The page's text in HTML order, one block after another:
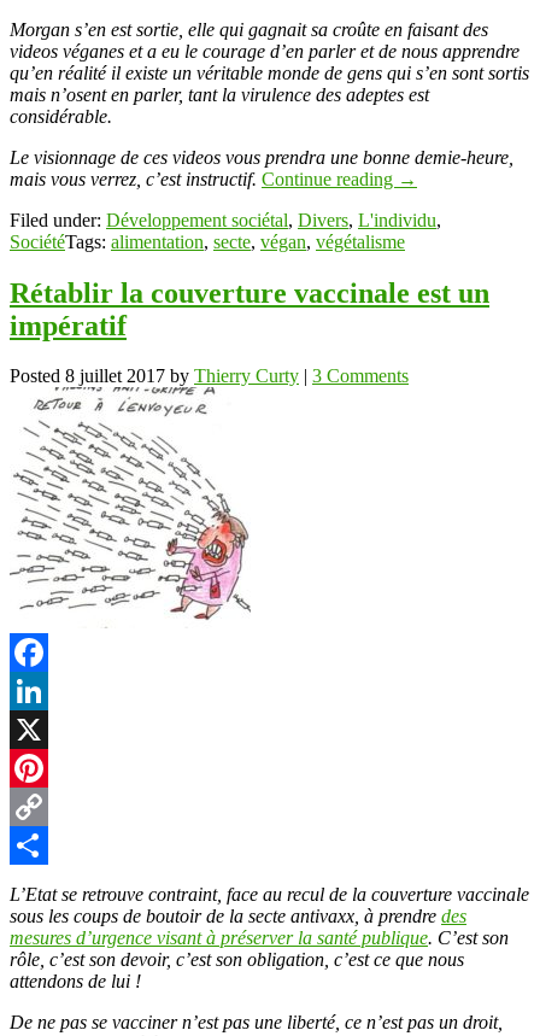
Morgan s’en est sortie, elle qui gagnait sa croûte en faisant des
videos véganes et a eu le courage d’en parler et de nous apprendre
qu’en réalité il existe un véritable monde de gens qui s’en sont sortis
mais n’osent en parler, tant la virulence des adeptes est
considérable.
Le visionnage de ces videos vous prendra une bonne demie-heure,
mais vous verrez, c’est instructif. Continue reading →
Filed under: Développement sociétal, Divers, L'individu,
SociétéTags: alimentation, secte, végan, végétalisme
Rétablir la couverture vaccinale est un
impératif
Posted 8 juillet 2017 by Thierry Curty | 3 Comments
Facebook
LinkedIn
X
Pinterest
Copy
Link
Partager
L’Etat se retrouve contraint, face au recul de la couverture vaccinale
sous les coups de boutoir de la secte antivaxx, à prendre des
mesures d’urgence visant à préserver la santé publique. C’est son
rôle, c’est son devoir, c’est son obligation, c’est ce que nous
attendons de lui !
De ne pas se vacciner n’est pas une liberté, ce n’est pas un droit,